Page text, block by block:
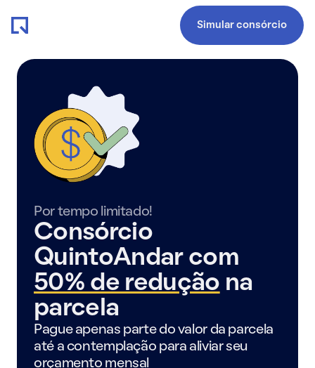
Simular consórcio
Por tempo limitado!
Consórcio
QuintoAndar com
50% de redução na
parcela
Pague apenas parte do valor da parcela
até a contemplação para aliviar seu
orçamento mensal